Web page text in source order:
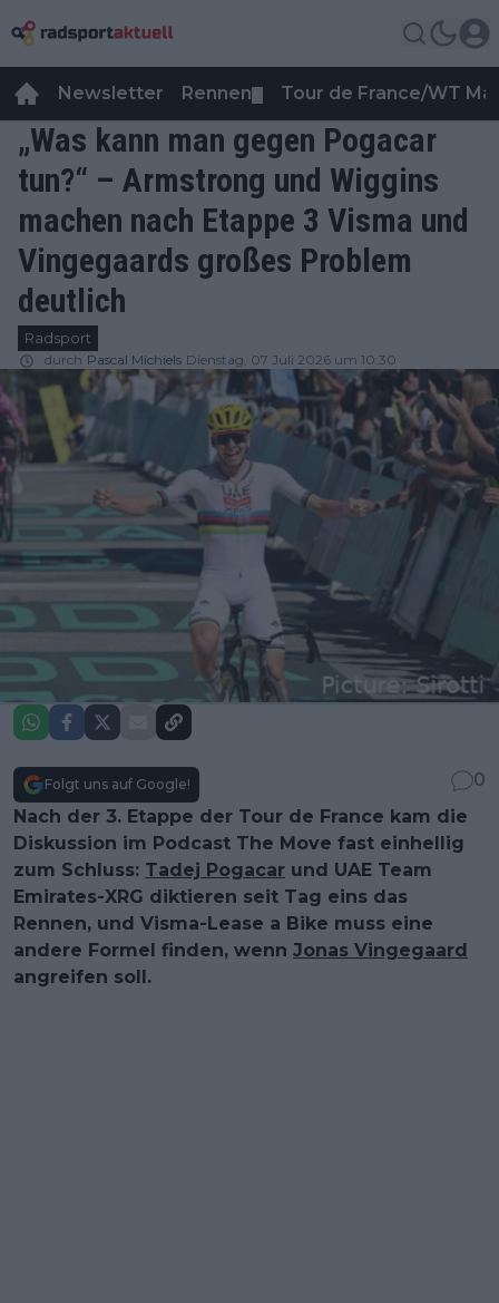
Newsletter Rennen Tour de France/WT
„Was kann man gegen Pogacar
tun?“ – Armstrong und Wiggins
machen nach Etappe 3 Visma und
Vingegaards großes Problem
deutlich
Radsport
durch Pascal Michiels Dienstag, 07 Juli 2026 um 10:30
Folgt uns auf Google!
0
Nach der 3. Etappe der Tour de France kam die
Diskussion im Podcast The Move fast einhellig
zum Schluss: Tadej Pogacar und UAE Team
Emirates-XRG diktieren seit Tag eins das
Rennen, und Visma-Lease a Bike muss eine
andere Formel finden, wenn Jonas Vingegaard
angreifen soll.